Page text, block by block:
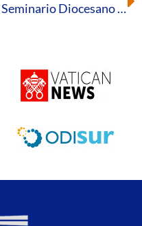
El Seminario Diocesano acoge el Colegio Regional de Andalucía Occidental y Canarias de los Equipos de Nuestra Señora